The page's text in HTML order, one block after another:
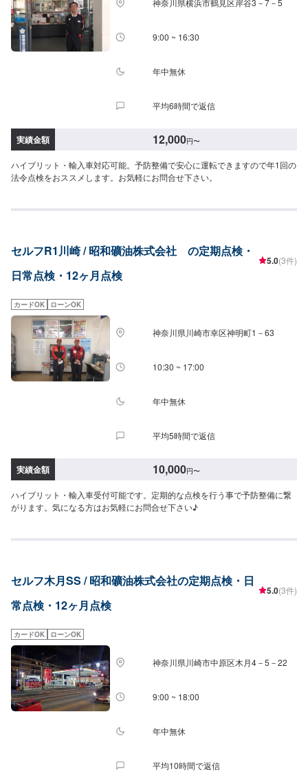
神奈川県横浜市鶴見区岸谷3－7－5
9:00 ~ 16:30
年中無休
平均6時間で返信
実績金額 12,000円〜
ハイブリット・輸入車対応可能。予防整備で安心に運転できますので年1回の
法令点検をおススメします。お気軽にお問合せ下さい。
セルフR1川崎 / 昭和礦油株式会社 の定期点検・
日常点検・12ヶ月点検
5.0(3件)
カードOK ローンOK
神奈川県川崎市幸区神明町1－63
10:30 ~ 17:00
年中無休
平均5時間で返信
実績金額 10,000円〜
ハイブリット・輸入車受付可能です。定期的な点検を行う事で予防整備に繋
がります。気になる方はお気軽にお問合せ下さい♪
セルフ木月SS / 昭和礦油株式会社の定期点検・日
常点検・12ヶ月点検
5.0(3件)
カードOK ローンOK
神奈川県川崎市中原区木月4－5－22
9:00 ~ 18:00
年中無休
平均10時間で返信